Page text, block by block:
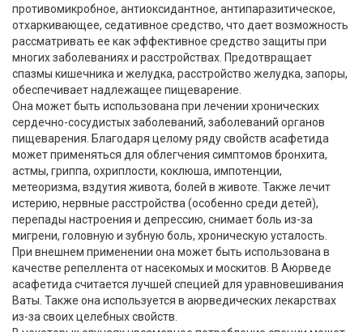
противомикробное, антиоксидантное, антипаразитическое,
отхаркивающее, седативное средство, что дает возможность
рассматривать ее как эффективное средство защиты при
многих заболеваниях и расстройствах. Предотвращает
спазмы кишечника и желудка, расстройство желудка, запоры,
обеспечивает надлежащее пищеварение.
Она может быть использована при лечении хронических
сердечно-сосудистых заболеваний, заболеваний органов
пищеварения. Благодаря целому ряду свойств асафетида
может применяться для облегчения симптомов бронхита,
астмы, гриппа, охриплости, коклюша, импотенции,
метеоризма, вздутия живота, болей в животе. Также лечит
истерию, нервные расстройства (особенно среди детей),
перепады настроения и депрессию, снимает боль из-за
мигрени, головную и зубную боль, хроническую усталость.
При внешнем применении она может быть использована в
качестве репеллента от насекомых и москитов. В Аюрведе
асафетида считается лучшей специей для уравновешивания
Ваты. Также она используется в аюрведических лекарствах
из-за своих целебных свойств.